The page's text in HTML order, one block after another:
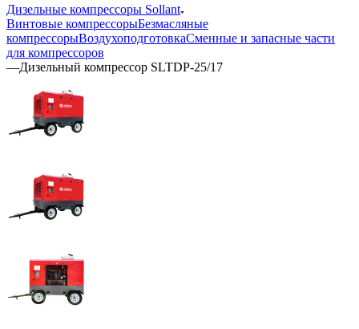
Дизельные компрессоры Sollant
Винтовые компрессорыБезмасляные
компрессорыВоздухоподготовкаСменные и запасные части
для компрессоров
—Дизельный компрессор SLTDP-25/17